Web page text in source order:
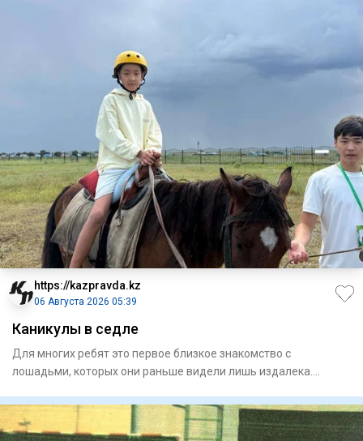
https://kazpravda.kz
06 Августа 2026 05:39
Каникулы в седле
Для многих ребят это первое близкое знакомство с
лошадьми, которых они раньше видели лишь издалека.